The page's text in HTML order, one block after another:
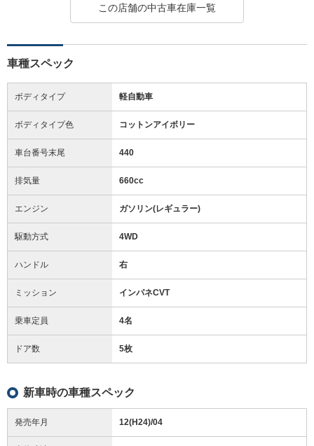
この店舗の中古車在庫一覧
車種スペック
ボディタイプ 軽自動車
ボディタイプ色 コットンアイボリー
車台番号末尾 440
排気量 660cc
エンジン ガソリン(レギュラー)
駆動方式 4WD
ハンドル 右
ミッション インパネCVT
乗車定員 4名
ドア数 5枚
新車時の車種スペック
発売年月 12(H24)/04